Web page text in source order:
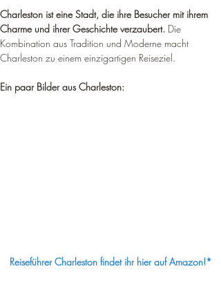
Charleston ist eine Stadt, die ihre Besucher mit ihrem
Charme und ihrer Geschichte verzaubert. Die
Kombination aus Tradition und Moderne macht
Charleston zu einem einzigartigen Reiseziel.
Ein paar Bilder aus Charleston:
Reiseführer Charleston findet ihr hier auf Amazon!*